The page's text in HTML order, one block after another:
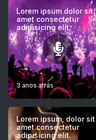
Lorem ipsum dolor sit
amet consectetur
adipisicing elit.
3 anos atrás
Lorem ipsum, dolor sit
amet consectetur
adipisicing elit.